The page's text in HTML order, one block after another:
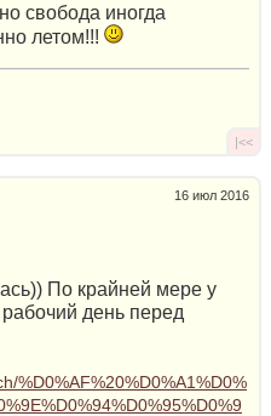
свобода иногда
летом!!!
|<<
16 июл 2016
По крайней мере у
день перед
%D0%AF%20%D0%A1%D0%